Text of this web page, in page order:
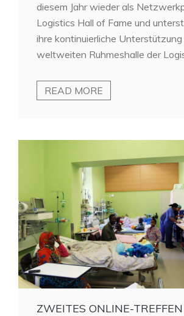
diesem Jahr wieder als
Logistics Hall of Fame und
ihre kontinuierliche
weltweiten Ruhmeshalle der
READ MORE
ZWEITES ONLINE-